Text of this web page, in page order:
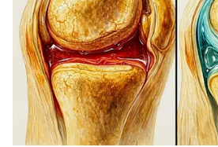
రిఫ్రెషింగ్‌గా, ఉత్సాహంగా ఉందని
దియా పాత్రలోని ఆశావాదాన్ని
పండించిందని సోషల్ మీడియాలో